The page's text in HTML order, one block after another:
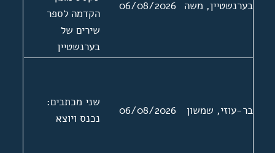
בערנשטיין, משה 06/08/2026
הקדמה לספר
שירים של
בערנשטיין
בר-עוזי, שמשון 06/08/2026
שני מכתבים:
נכנס ויוצא